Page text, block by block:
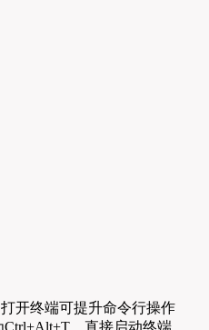
开终端可提升命令行操作